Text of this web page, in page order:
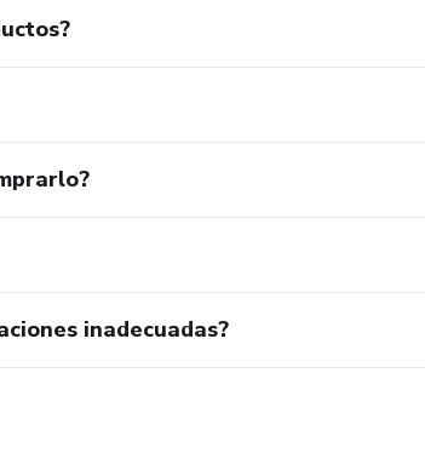
inadecuadas?